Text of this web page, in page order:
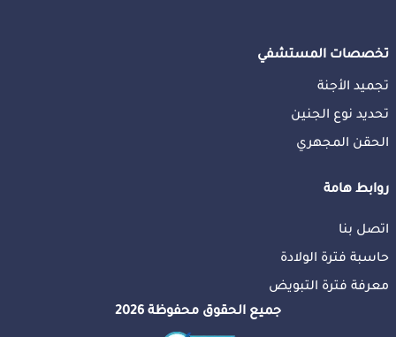
تخصصات المستشفي
تجميد الأجنة
تحديد نوع الجنين
الحقن المجهري
روابط هامة
اتصل بنا
حاسبة فترة الولادة
معرفة فترة التبويض
جميع الحقوق محفوظة 2026